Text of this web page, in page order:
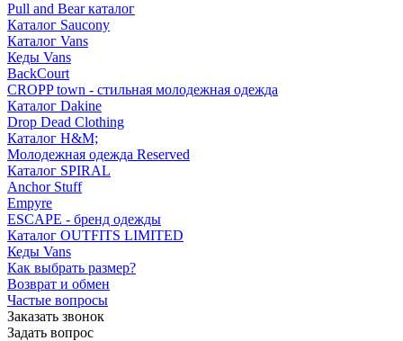
Pull and Bear каталог
Каталог Saucony
Каталог Vans
Кеды Vans
BackCourt
CROPP town - стильная молодежная одежда
Каталог Dakine
Drop Dead Clothing
Каталог H&M;
Молодежная одежда Reserved
Каталог SPIRAL
Anchor Stuff
Empyre
ESCAPE - бренд одежды
Каталог OUTFITS LIMITED
Кеды Vans
Как выбрать размер?
Возврат и обмен
Частые вопросы
Заказать звонок
Задать вопрос